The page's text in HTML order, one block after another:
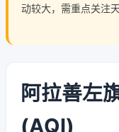
动较大，需重点关注
阿拉善左
(AQI)